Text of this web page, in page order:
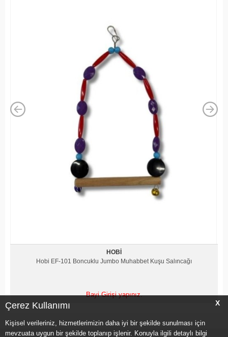
X
Çerez Kullanımı
Kişisel verileriniz, hizmetlerimizin daha iyi bir şekilde sunulması için
mevzuata uygun bir şekilde toplanıp işlenir. Konuyla ilgili detaylı bilgi
Jumbo Muhabbet Kuşu Salıncağı
Bayi Girişi yapınız.
Hobi EF-45